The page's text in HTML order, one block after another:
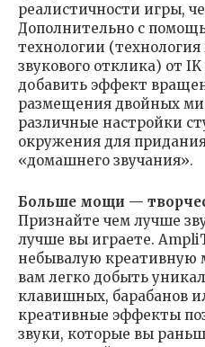
реалистичности игры,
Дополнительно с
технологии
звукового отклика) от
добавить эффект
размещения двойных
различные настройки
окружения для
«домашнего звучания».
Больше мощи —
Признайте чем лучше
лучше вы играете.
небывалую креативную
вам легко добыть
клавишных, барабанов
креативные эффекты
звуки, которые вы